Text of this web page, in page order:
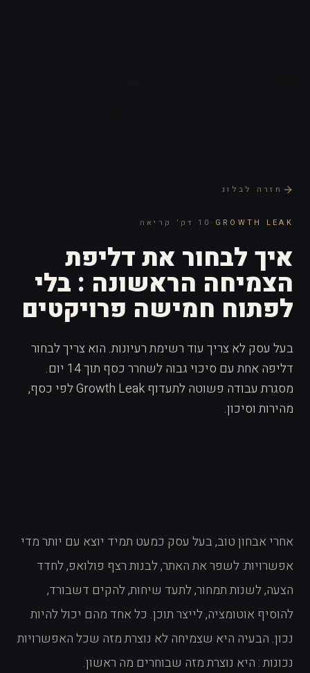
חזרה לבלוג
GROWTH LEAK
· 10 דק׳ קריאה
איך לבחור את דליפת
הצמיחה הראשונה : בלי
לפתוח חמישה פרויקטים
בעל עסק לא צריך עוד רשימת רעיונות. הוא צריך לבחור
דליפה אחת עם סיכוי גבוה לשחרר כסף תוך 14 יום.
מסגרת עבודה פשוטה לתעדוף Growth Leak לפי כסף,
מהירות וסיכון.
אחרי אבחון טוב, בעל עסק כמעט תמיד יוצא עם יותר מדי
אפשרויות: לשפר את האתר, לבנות רצף פולואפ, לחדד
הצעה, לשנות תמחור, לתעד שיחות, להקים דשבורד,
להוסיף אוטומציה, לייצר תוכן. כל אחד מהם יכול להיות
נכון. הבעיה היא שצמיחה לא נוצרת מזה שכל האפשרויות
נכונות : היא נוצרת מזה שבוחרים מה ראשון.